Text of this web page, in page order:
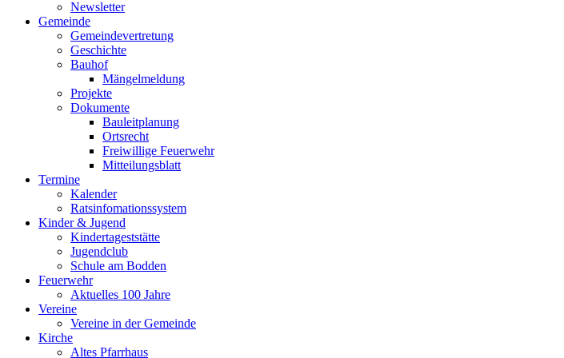
Newsletter
Gemeinde
Gemeindevertretung
Geschichte
Bauhof
Mängelmeldung
Projekte
Dokumente
Bauleitplanung
Ortsrecht
Freiwillige Feuerwehr
Mitteilungsblatt
Termine
Kalender
Ratsinfomationssystem
Kinder & Jugend
Kindertageststätte
Jugendclub
Schule am Bodden
Feuerwehr
Aktuelles 100 Jahre
Vereine
Vereine in der Gemeinde
Kirche
Altes Pfarrhaus